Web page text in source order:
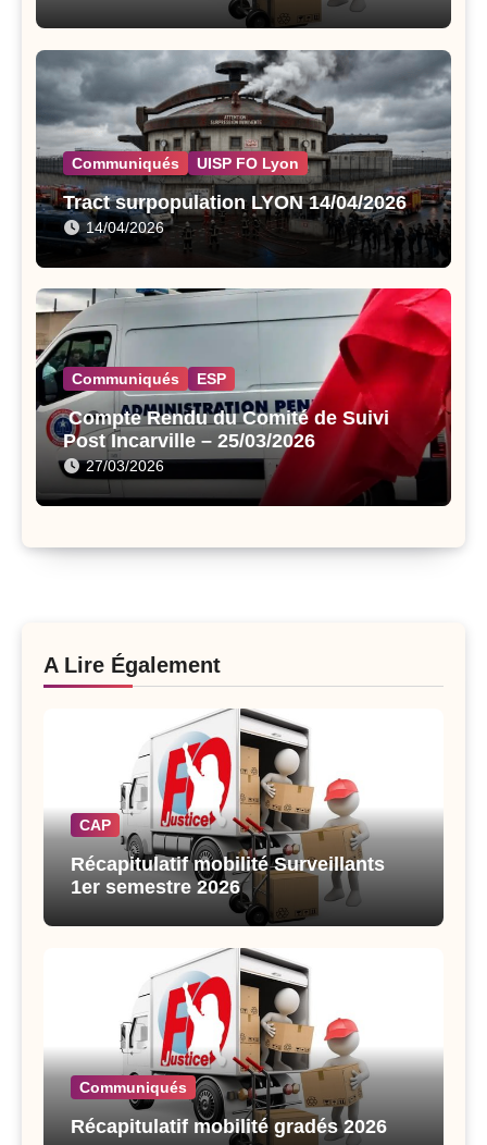
Communiqués UISP FO Lyon
Tract surpopulation LYON 14/04/2026
14/04/2026
Communiqués ESP
Compte Rendu du Comité de Suivi
Post Incarville – 25/03/2026
27/03/2026
A Lire Également
CAP
Récapitulatif mobilité Surveillants
1er semestre 2026
Communiqués
Récapitulatif mobilité gradés 2026